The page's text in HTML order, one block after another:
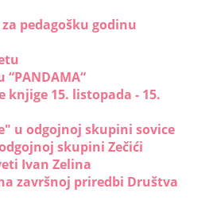
pedagošku godinu
“PANDAMA“
knjige 15. listopada - 15.
u odgojnoj skupini sovice
skupini Zečići
Ivan Zelina
završnoj priredbi Društva